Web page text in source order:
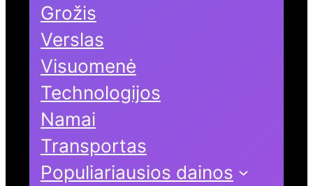
Grožis
Verslas
Visuomenė
Technologijos
Namai
Transportas
Populiariausios dainos